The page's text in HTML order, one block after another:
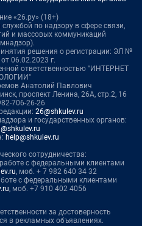
«26.ру» (18+)
по надзору в сфере связи,
и массовых коммуникаций
решения о регистрации: ЭЛ №
06.02.2023 г.
ответственностью "ИНТЕРНЕТ
Анатолий Павлович
проспект Ленина, 26А, стр.2, 16
706-26-26
26@shkulev.ru
и государственных органов:
help@shkulev.ru
сотрудничества:
с федеральными клиентами
, моб. + 7 982 640 34 32
с федеральными клиентами
, моб. +7 910 402 4056
за достоверность
в рекламных объявлениях.